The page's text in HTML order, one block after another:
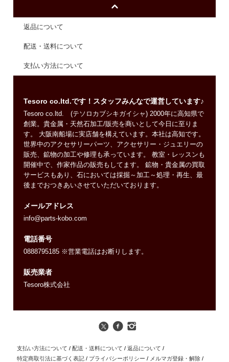
返品について
配送・送料について
支払い方法について
Tesoro co.ltd.です！スタッフみんなで運営しています♪
Tesoro co.ltd. (テソロカブシキガイシャ) 2000年に高知県で
創業。貴金属・天然石加工/販売を商いとして今日に至りま
す。 大阪南船場に実店舗を構えています。本社は高知です。
世界中のアクセサリーパーツ、アクセサリー・ジュエリーの
販売、鉱物の加工や修理も承っています。 教室・レッスンも
開催中で、作家作品の販売もしてます。 鉱物・貴金属の買取
サービスもあり、石においては採掘～加工～処理・再生、最
後までおつきあいさせていただいております。
メールアドレス
info@parts-kobo.com
電話番号
0888795185 ※営業電話はお断りします。
販売業者
Tesoro株式会社
支払い方法について / 配送・送料について / 返品について /
特定商取引法に基づく表記 / プライバシーポリシー / メルマガ登録・解除 /